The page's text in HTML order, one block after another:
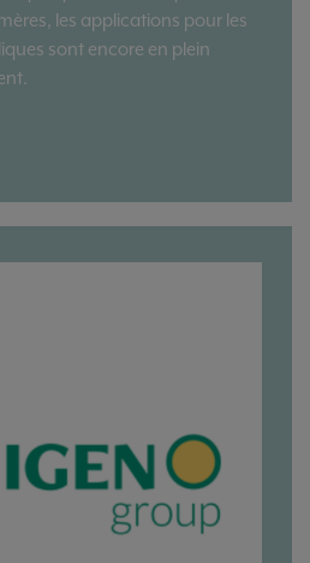
les applications pour les
sont encore en plein